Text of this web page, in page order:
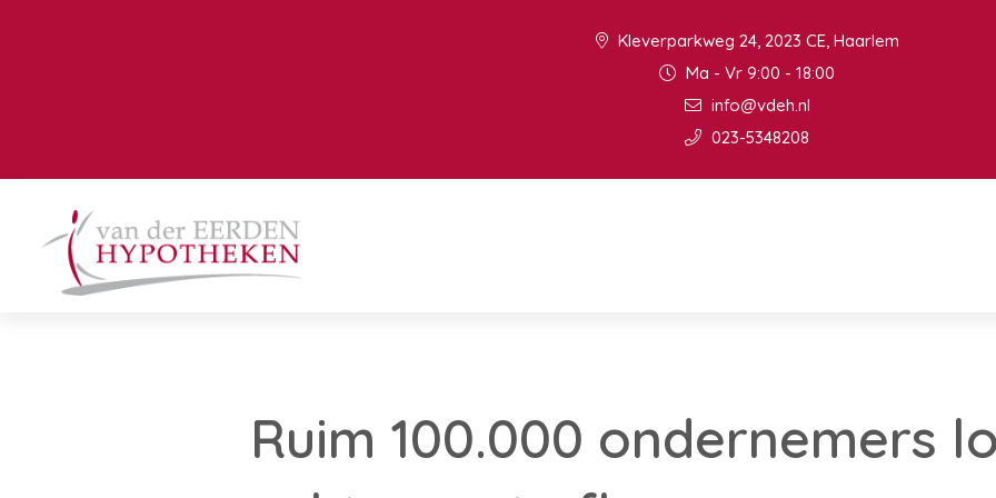
Kleverparkweg 24, 2023 CE, Haarlem
Ma - Vr 9:00 - 18:00
info@vdeh.nl
023-5348208
Ruim 100.000 ondernemers